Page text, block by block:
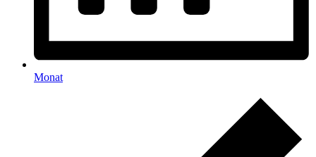
Monat